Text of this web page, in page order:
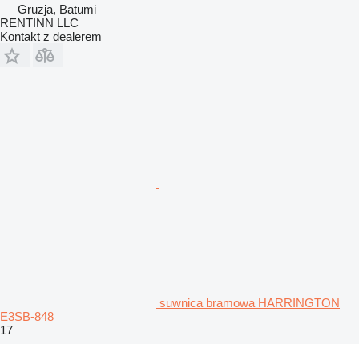
Gruzja, Batumi
RENTINN LLC
Kontakt z dealerem
suwnica bramowa HARRINGTON
E3SB-848
17